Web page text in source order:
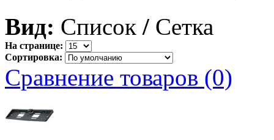
Вид: Список / Сетка
На странице:
Сортировка:
Сравнение товаров (0)